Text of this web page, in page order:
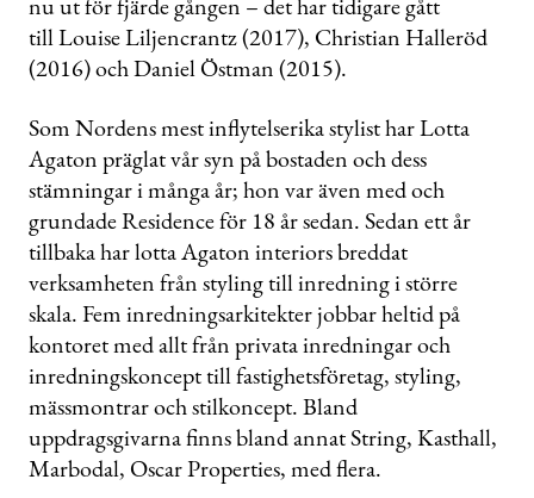
till Louise Liljencrantz (2017), Christian Halleröd
(2016) och Daniel Östman (2015).
Som Nordens mest inflytelserika stylist har Lotta
Agaton präglat vår syn på bostaden och dess
stämningar i många år; hon var även med och
grundade Residence för 18 år sedan. Sedan ett år
tillbaka har lotta Agaton interiors breddat
verksamheten från styling till inredning i större
skala. Fem inredningsarkitekter jobbar heltid på
kontoret med allt från privata inredningar och
inredningskoncept till fastighetsföretag, styling,
mässmontrar och stilkoncept. Bland
uppdragsgivarna finns bland annat String, Kasthall,
Marbodal, Oscar Properties, med flera.